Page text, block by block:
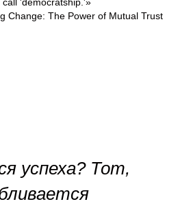
Change: The Power of Mutual Trust
успеха? Тот,